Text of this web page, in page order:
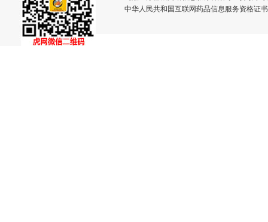
中华人民共和国互联网药品信息服务资格证